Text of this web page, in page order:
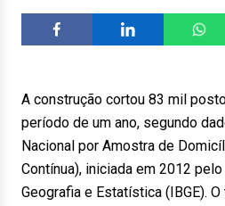
A construção cortou 83 mil
período de um ano, segundo
Nacional por Amostra de
Contínua), iniciada em 2012
Geografia e Estatística (IBGE).